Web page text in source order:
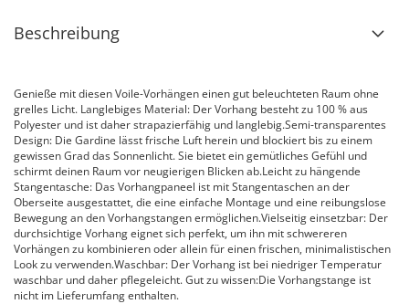
Beschreibung
Genieße mit diesen Voile-Vorhängen einen gut beleuchteten Raum ohne
grelles Licht. Langlebiges Material: Der Vorhang besteht zu 100 % aus
Polyester und ist daher strapazierfähig und langlebig.Semi-transparentes
Design: Die Gardine lässt frische Luft herein und blockiert bis zu einem
gewissen Grad das Sonnenlicht. Sie bietet ein gemütliches Gefühl und
schirmt deinen Raum vor neugierigen Blicken ab.Leicht zu hängende
Stangentasche: Das Vorhangpaneel ist mit Stangentaschen an der
Oberseite ausgestattet, die eine einfache Montage und eine reibungslose
Bewegung an den Vorhangstangen ermöglichen.Vielseitig einsetzbar: Der
durchsichtige Vorhang eignet sich perfekt, um ihn mit schwereren
Vorhängen zu kombinieren oder allein für einen frischen, minimalistischen
Look zu verwenden.Waschbar: Der Vorhang ist bei niedriger Temperatur
waschbar und daher pflegeleicht. Gut zu wissen:Die Vorhangstange ist
nicht im Lieferumfang enthalten.